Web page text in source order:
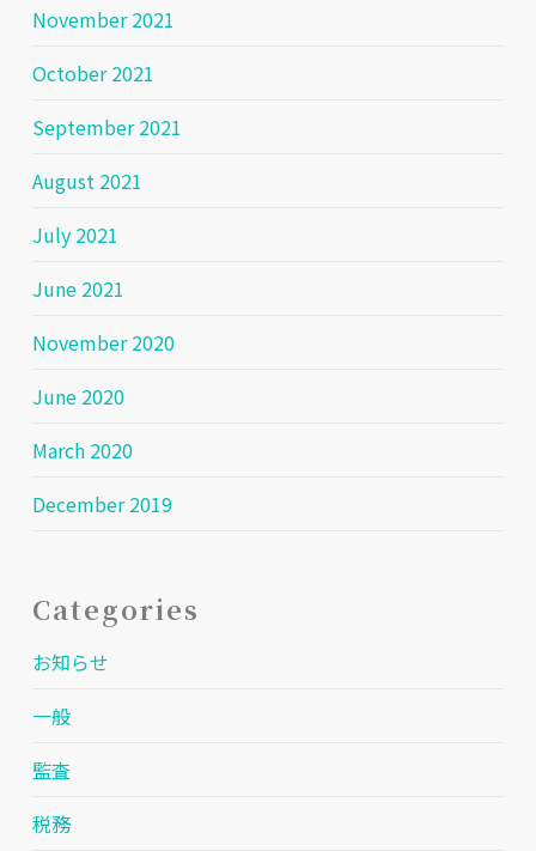
November 2021
October 2021
September 2021
August 2021
July 2021
June 2021
November 2020
June 2020
March 2020
December 2019
Categories
お知らせ
一般
監査
税務